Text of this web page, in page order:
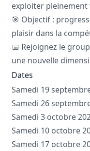
exploiter
🎯 Objectif :
plaisir dans la
📅 Rejoignez le
une nouvelle
Dates
Samedi 19
Samedi 26
Samedi 3 octobre
Samedi 10 octobre
Samedi 17 octobre